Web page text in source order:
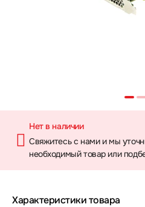
Нет в наличии
Свяжитесь с нами и мы
необходимый товар или
Характеристики товара